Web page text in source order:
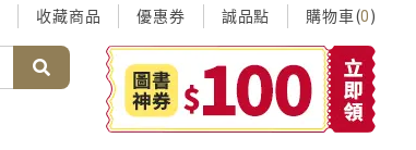
收藏商品 優惠券 誠品點 購物車(0)